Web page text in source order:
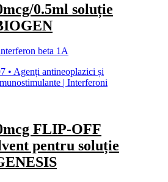
0.5ml soluție
beta 1A
• Agenți antineoplazici și
| Interferoni
FLIP-OFF
pentru soluție